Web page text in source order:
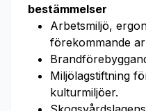
bestämmelser
Arbetsmiljö,
förekommande
Miljölagstiftning
kulturmiljöer.